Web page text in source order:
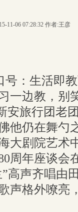
11-06 07:28:32 作者:王彦
号：生活即
一边教，别
安旅行团老
他仍在舞勺
大剧院艺术
周年座谈会
高声齐唱由
声格外嘹亮